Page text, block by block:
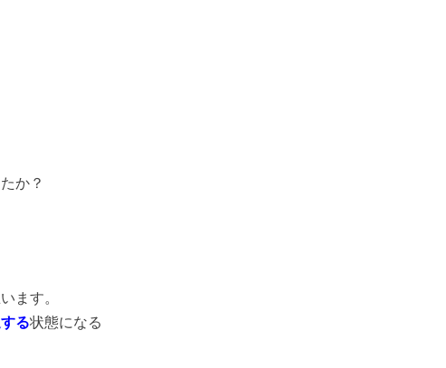
か？
ます。
る状態になる